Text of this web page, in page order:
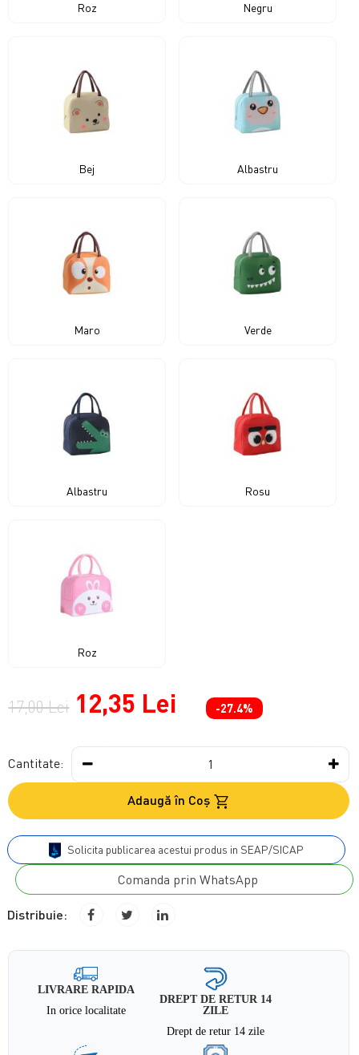
Roz Negru
Bej Albastru
Maro Verde
Albastru Rosu
Roz
17,00 Lei 12,35 Lei -27.4%
Cantitate:
Adaugă în Coş
Solicita publicarea acestui produs in SEAP/SICAP
Comanda prin WhatsApp
Distribuie:
LIVRARE RAPIDA
In orice localitate
DREPT DE RETUR 14
ZILE
Drept de retur 14 zile